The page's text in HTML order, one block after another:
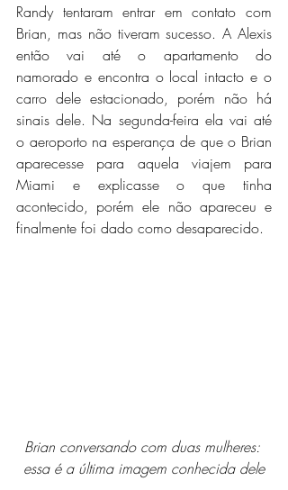
Randy tentaram entrar em contato com
Brian, mas não tiveram sucesso. A Alexis
então vai até o apartamento do
namorado e encontra o local intacto e o
carro dele estacionado, porém não há
sinais dele. Na segunda-feira ela vai até
o aeroporto na esperança de que o Brian
aparecesse para aquela viajem para
Miami e explicasse o que tinha
acontecido, porém ele não apareceu e
finalmente foi dado como desaparecido.
Brian conversando com duas mulheres:
essa é a última imagem conhecida dele